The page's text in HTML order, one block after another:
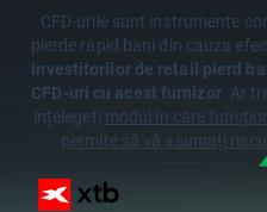
CFD-urile sunt instrumente
pierde rapid bani din cauza
investitorilor de retail pierd
CFD-uri cu acest furnizor. Ar
înțelegeți modul în care
permite să vă asumați